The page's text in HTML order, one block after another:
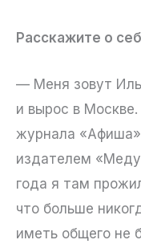
Расскажите о
— Меня зовут
и вырос в
журнала
издателем
года я там
что больше
иметь общего не